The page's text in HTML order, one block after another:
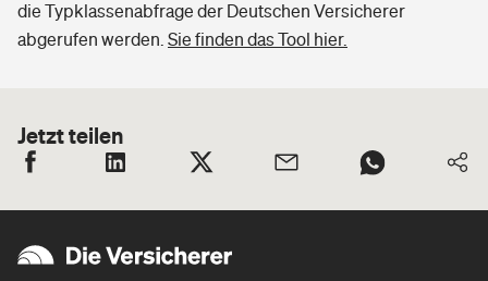
die Typklassenabfrage der Deutschen Versicherer
abgerufen werden. Sie finden das Tool hier.
Jetzt teilen